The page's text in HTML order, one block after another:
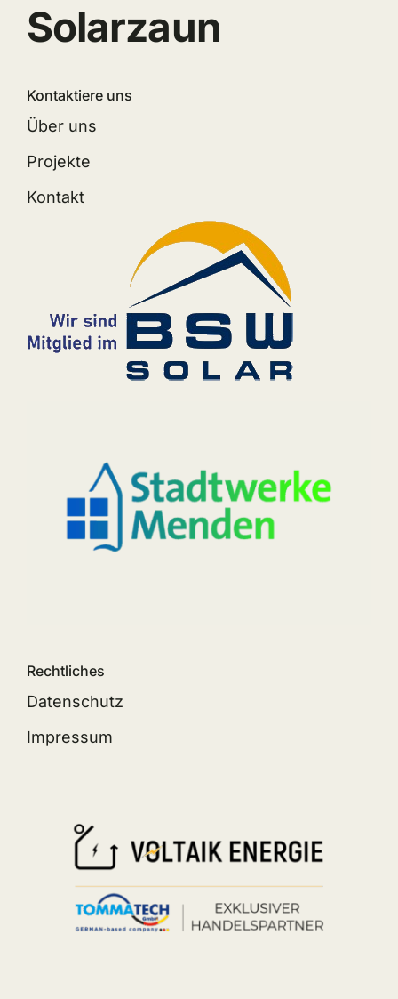
Solarzaun
Kontaktiere uns
Über uns
Projekte
Kontakt
Rechtliches
Datenschutz
Impressum